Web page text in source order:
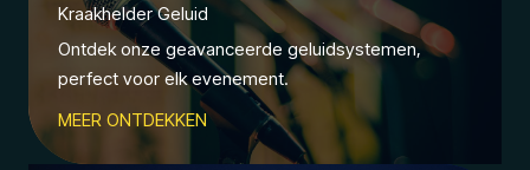
Kraakhelder Geluid
Ontdek onze geavanceerde geluidsystemen,
perfect voor elk evenement.
MEER ONTDEKKEN